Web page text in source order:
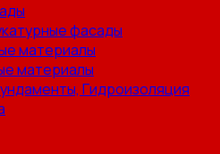
фасады
материалы
материалы
Гидроизоляция